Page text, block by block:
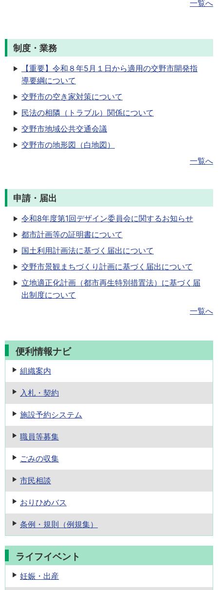
一覧へ
制度・業務
【重要】令和８年5月１日から適用の交野市開発指
導要綱について
交野市の空き家対策について
民法の相隣（トラブル）関係について
交野市地域公共交通会議
交野市の地形図（白地図）
一覧へ
申請・届出
令和8年度第1回デザイン委員会に関するお知らせ
都市計画等の証明書について
国土利用計画法に基づく届出について
交野市景観まちづくり計画に基づく届出について
立地適正化計画（都市再生特別措置法）に基づく届
出制度について
一覧へ
便利情報ナビ
組織案内
入札・契約
施設予約システム
職員等募集
ごみの収集
市民相談
おりひめバス
条例・規則 （例規集）
ライフイベント
妊娠・出産